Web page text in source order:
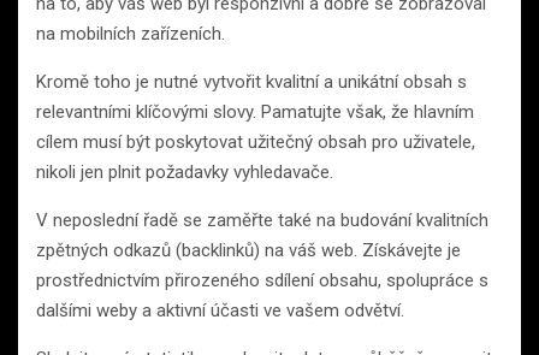
na mobilních zařízeních.
Kromě toho je nutné vytvořit kvalitní a unikátní obsah s
relevantními klíčovými slovy. Pamatujte však, že hlavním
cílem musí být poskytovat užitečný obsah pro uživatele,
nikoli jen plnit požadavky vyhledavače.
V neposlední řadě se zaměřte také na budování kvalitních
zpětných odkazů (backlinků) na váš web. Získávejte je
prostřednictvím přirozeného sdílení obsahu, spolupráce s
dalšími weby a aktivní účasti ve vašem odvětví.